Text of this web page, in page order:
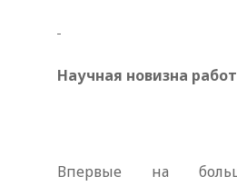
Научная новизна
Впервые на